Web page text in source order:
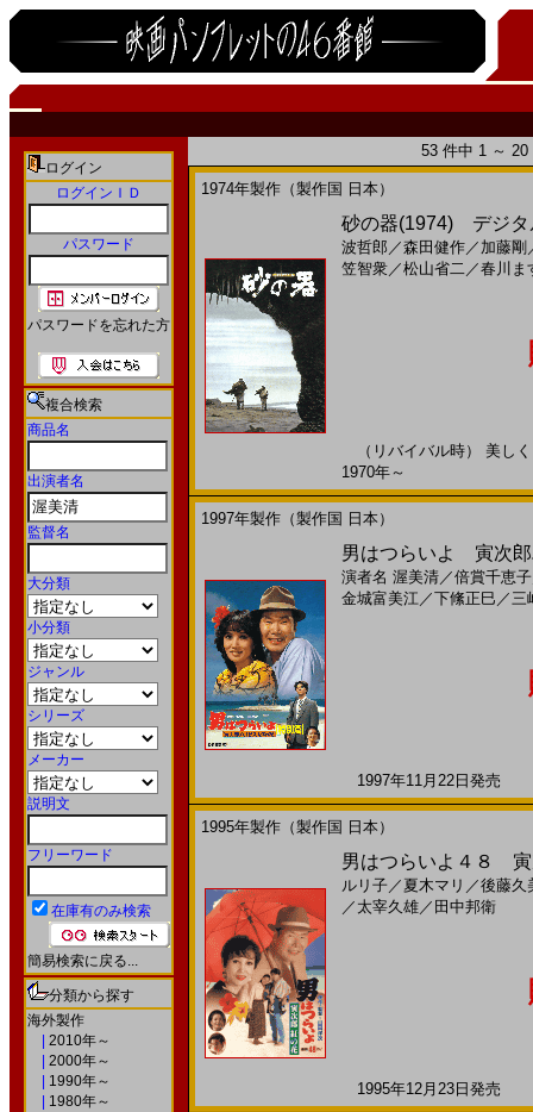
ログイン
ログインＩＤ
パスワード
パスワードを忘れた方
複合検索
商品名
出演者名
監督名
大分類
小分類
ジャンル
シリーズ
メーカー
説明文
フリーワード
在庫有のみ検索
簡易検索に戻る...
分類から探す
海外製作
2010年～
2000年～
1990年～
1980年～
53 件中 1 ～
1974年製作（製作国 日本）
砂の器(1974) デジタ
波哲郎 ／森田健作／ 加藤剛
笠智衆／松山省二／春川ま
（リバイバル時） 美し
1970年～
1997年製作（製作国 日本）
男はつらいよ 寅次
演者名 渥美清／倍賞千恵子
金城富美江／下絛正巳 ／三
1997年11月22日発売
1995年製作（製作国 日本）
男はつらいよ４８ 寅
ルリ子／ 夏木マリ ／後藤久
／ 太宰久雄／ 田中邦衛
1995年12月23日発売